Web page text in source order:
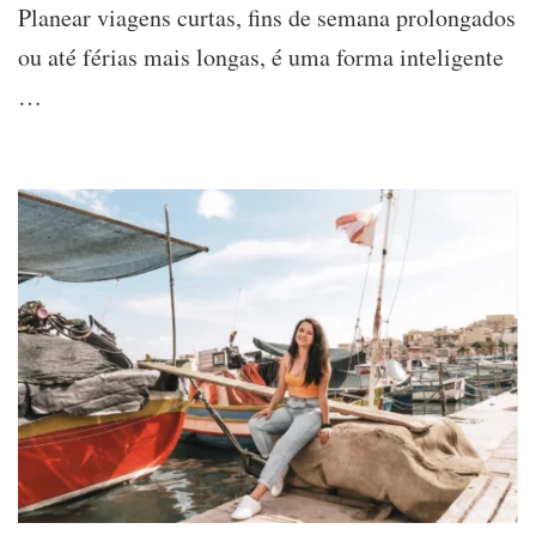
maximizar
as
Planear viagens curtas, fins de semana prolongados
ou até férias mais longas, é uma forma inteligente
…